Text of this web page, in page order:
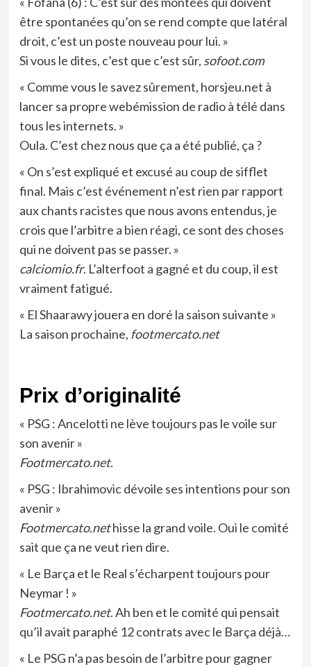
être spontanées qu’on se rend compte que latéral
droit, c’est un poste nouveau pour lui. »
Si vous le dites, c’est que c’est sûr, sofoot.com
« Comme vous le savez sûrement, horsjeu.net à
lancer sa propre webémission de radio à télé dans
tous les internets. »
Oula. C’est chez nous que ça a été publié, ça ?
« On s’est expliqué et excusé au coup de sifflet
final. Mais c’est événement n’est rien par rapport
aux chants racistes que nous avons entendus, je
crois que l’arbitre a bien réagi, ce sont des choses
qui ne doivent pas se passer. »
calciomio.fr. L’alterfoot a gagné et du coup, il est
vraiment fatigué.
« El Shaarawy jouera en doré la saison suivante »
La saison prochaine, footmercato.net
Prix d’originalité
« PSG : Ancelotti ne lève toujours pas le voile sur
son avenir »
Footmercato.net.
« PSG : Ibrahimovic dévoile ses intentions pour son
avenir »
Footmercato.nethisse la grand voile. Oui le comité
sait que ça ne veut rien dire.
« Le Barça et le Real s’écharpent toujours pour
Neymar ! »
Footmercato.net. Ah ben et le comité qui pensait
qu’il avait paraphé 12 contrats avec le Barça déjà…
« Le PSG n’a pas besoin de l’arbitre pour gagner